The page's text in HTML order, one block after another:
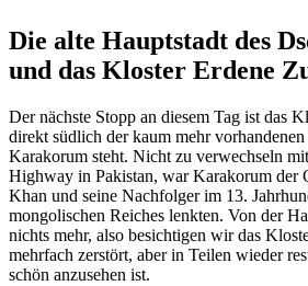
Die alte Hauptstadt des
und das Kloster Erdene
Der nächste Stopp an diesem Tag ist das
direkt südlich der kaum mehr vorhandenen
Karakorum steht. Nicht zu verwechseln
Highway in Pakistan, war Karakorum der
Khan und seine Nachfolger im 13.
mongolischen Reiches lenkten. Von der
nichts mehr, also besichtigen wir das
mehrfach zerstört, aber in Teilen wieder
schön anzusehen ist.